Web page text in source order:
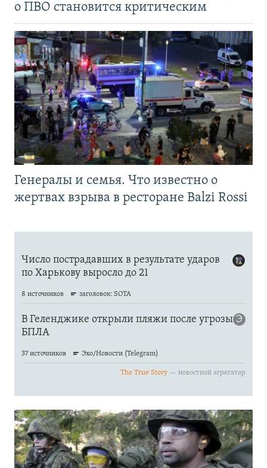
о ПВО становится критическим
Генералы и семья. Что известно о
жертвах взрыва в ресторане Balzi Rossi